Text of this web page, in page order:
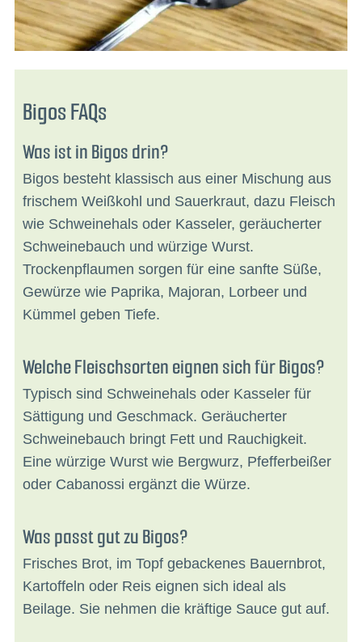
Bigos FAQs
Was ist in Bigos drin?
Bigos besteht klassisch aus einer Mischung aus
frischem Weißkohl und Sauerkraut, dazu Fleisch
wie Schweinehals oder Kasseler, geräucherter
Schweinebauch und würzige Wurst.
Trockenpflaumen sorgen für eine sanfte Süße,
Gewürze wie Paprika, Majoran, Lorbeer und
Kümmel geben Tiefe.
Welche Fleischsorten eignen sich für Bigos?
Typisch sind Schweinehals oder Kasseler für
Sättigung und Geschmack. Geräucherter
Schweinebauch bringt Fett und Rauchigkeit.
Eine würzige Wurst wie Bergwurz, Pfefferbeißer
oder Cabanossi ergänzt die Würze.
Was passt gut zu Bigos?
Frisches Brot, im Topf gebackenes Bauernbrot,
Kartoffeln oder Reis eignen sich ideal als
Beilage. Sie nehmen die kräftige Sauce gut auf.